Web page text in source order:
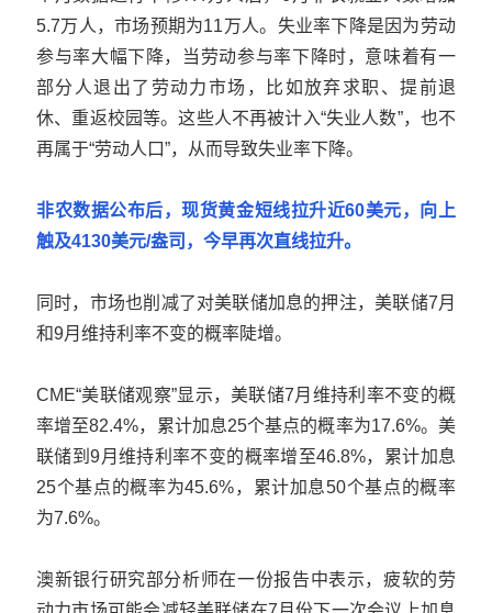
5.7万人，市场预期为11万人。失业率下降是因为劳动
参与率大幅下降，当劳动参与率下降时，意味着有一
部分人退出了劳动力市场，比如放弃求职、提前退
休、重返校园等。这些人不再被计入“失业人数”，也不
再属于“劳动人口”，从而导致失业率下降。
非农数据公布后，现货黄金短线拉升近60美元，向上
触及4130美元/盎司，今早再次直线拉升。
同时，市场也削减了对美联储加息的押注，美联储7月
和9月维持利率不变的概率陡增。
CME“美联储观察”显示，美联储7月维持利率不变的概
率增至82.4%，累计加息25个基点的概率为17.6%。美
联储到9月维持利率不变的概率增至46.8%，累计加息
25个基点的概率为45.6%，累计加息50个基点的概率
为7.6%。
澳新银行研究部分析师在一份报告中表示，疲软的劳